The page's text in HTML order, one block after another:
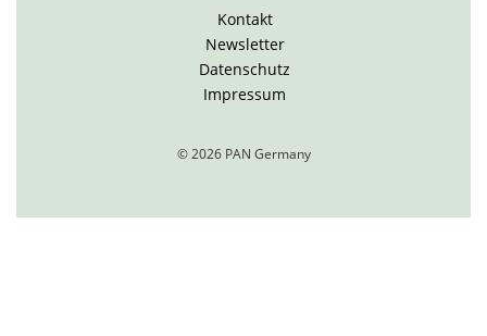
Kontakt
Newsletter
Datenschutz
Impressum
© 2026 PAN Germany